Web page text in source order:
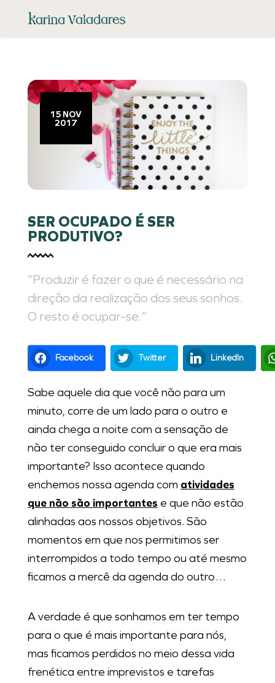
15 NOV
2017
SER OCUPADO É SER
PRODUTIVO?
“Produzir é fazer o que é necessário na
direção da realização dos seus sonhos.
O resto é ocupar-se.”
Facebook Twitter LinkedIn
Sabe aquele dia que você não para um
minuto, corre de um lado para o outro e
ainda chega a noite com a sensação de
não ter conseguido concluir o que era mais
importante? Isso acontece quando
enchemos nossa agenda com atividades
que não são importantes e que não estão
alinhadas aos nossos objetivos. São
momentos em que nos permitimos ser
interrompidos a todo tempo ou até mesmo
ficamos a mercê da agenda do outro…
A verdade é que sonhamos em ter tempo
para o que é mais importante para nós,
mas ficamos perdidos no meio dessa vida
frenética entre imprevistos e tarefas